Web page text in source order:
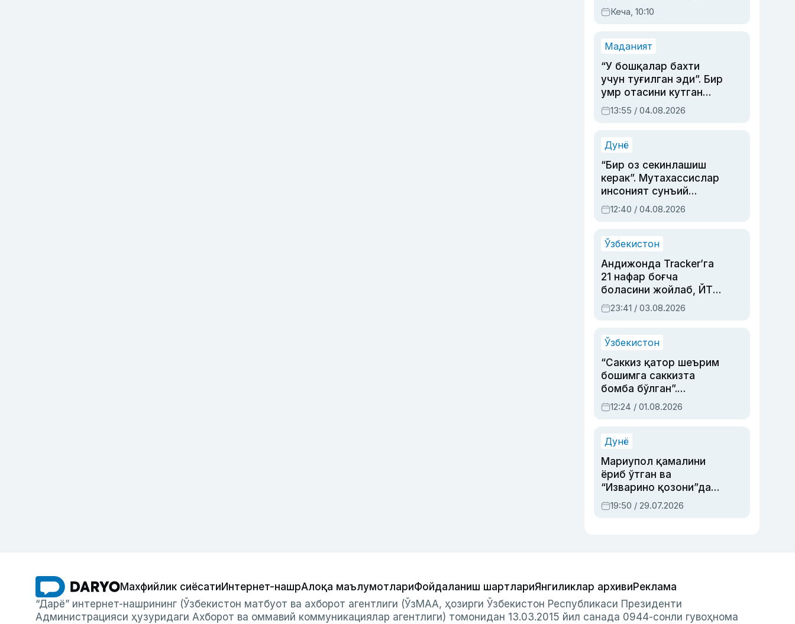
ҳукми ўқилди
Кеча, 10:10
Маданият
“У бошқалар бахти
учун туғилган эди”. Бир
умр отасини кутган
актриса ва дубльяж
устаси Римма
синовларга тўла ҳаёти
13:55 / 04.08.2026
Дунё
“Бир оз секинлашиш
керак”. Мутахассислар
инсоният сунъий
интеллектни бошқара
олмай қолишидан
12:40 / 04.08.2026
Ўзбекистон
Андижонда Tracker’га
21 нафар боғча
боласини жойлаб, ЙТҲ
содир этган аёлга суд
ҳукми ўқилди
23:41 / 03.08.2026
Ўзбекистон
“Саккиз қатор шеърим
бошимга саккизта
бомба бўлган”.
Абдулла Ориповни
сиёсий айбловлардан
12:24 / 01.08.2026
Дунё
Мариупол қамалини
ёриб ўтган ва
“Изварино қозони”дан
чиққан қаҳрамон —
Украина армияси бош
19:50 / 29.07.2026
Махфийлик сиёсатиИнтернет-нашрАлоқа маълумотлариФойдаланиш шартлариЯнгиликлар архивиРеклама
“Дарё” интернет-нашрининг (Ўзбекистон матбуот ва ахборот агентлиги (ЎзМАА, ҳозирги Ўзбекистон Республикаси Президенти
Администрацияси ҳузуридаги Ахборот ва оммавий коммуникациялар агентлиги) томонидан 13.03.2015 йил санада 0944-сонли гувоҳнома